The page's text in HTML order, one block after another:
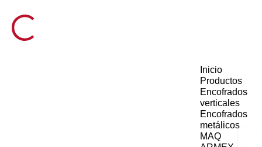
Inicio
Productos
Encofrados
verticales
Encofrados
metálicos
MAQ